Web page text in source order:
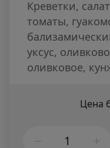
Креветки,
томаты,
уксус,
оливковое,
Цена